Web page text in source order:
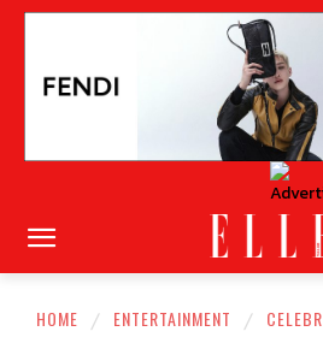
HOME ENTERTAINMENT